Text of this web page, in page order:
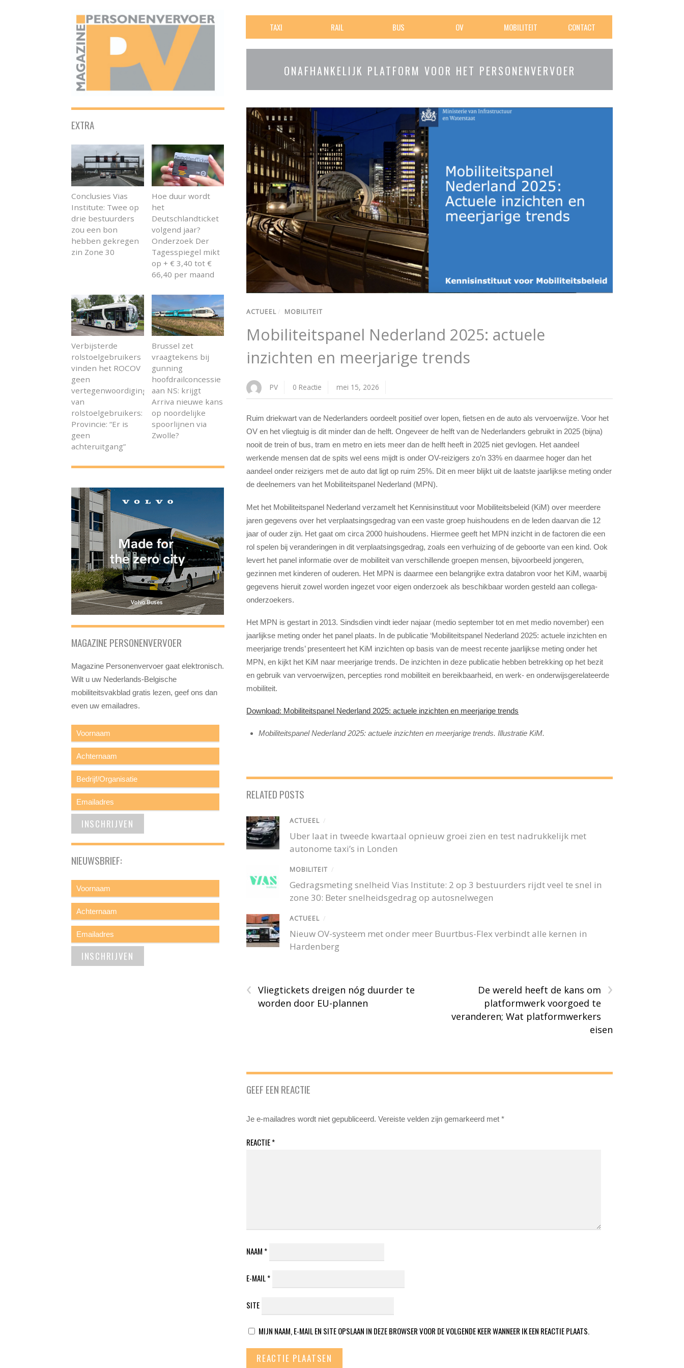
TAXI RAIL BUS OV MOBILITEIT CONTACT
ONAFHANKELIJK PLATFORM VOOR HET PERSONENVERVOER
ACTUEEL/ MOBILITEIT
Mobiliteitspanel Nederland 2025: actuele
inzichten en meerjarige trends
PV 0 Reactie mei 15, 2026
Ruim driekwart van de Nederlanders oordeelt positief over lopen, fietsen en de auto als vervoerwijze. Voor het
OV en het vliegtuig is dit minder dan de helft. Ongeveer de helft van de Nederlanders gebruikt in 2025 (bijna)
nooit de trein of bus, tram en metro en iets meer dan de helft heeft in 2025 niet gevlogen. Het aandeel
werkende mensen dat de spits wel eens mijdt is onder OV-reizigers zo’n 33% en daarmee hoger dan het
aandeel onder reizigers met de auto dat ligt op ruim 25%. Dit en meer blijkt uit de laatste jaarlijkse meting onder
de deelnemers van het Mobiliteitspanel Nederland (MPN).
Met het Mobiliteitspanel Nederland verzamelt het Kennisinstituut voor Mobiliteitsbeleid (KiM) over meerdere
jaren gegevens over het verplaatsingsgedrag van een vaste groep huishoudens en de leden daarvan die 12
jaar of ouder zijn. Het gaat om circa 2000 huishoudens. Hiermee geeft het MPN inzicht in de factoren die een
rol spelen bij veranderingen in dit verplaatsingsgedrag, zoals een verhuizing of de geboorte van een kind. Ook
levert het panel informatie over de mobiliteit van verschillende groepen mensen, bijvoorbeeld jongeren,
gezinnen met kinderen of ouderen. Het MPN is daarmee een belangrijke extra databron voor het KiM, waarbij
gegevens hieruit zowel worden ingezet voor eigen onderzoek als beschikbaar worden gesteld aan collega-
onderzoekers.
Het MPN is gestart in 2013. Sindsdien vindt ieder najaar (medio september tot en met medio november) een
jaarlijkse meting onder het panel plaats. In de publicatie ‘Mobiliteitspanel Nederland 2025: actuele inzichten en
meerjarige trends’ presenteert het KiM inzichten op basis van de meest recente jaarlijkse meting onder het
MPN, en kijkt het KiM naar meerjarige trends. De inzichten in deze publicatie hebben betrekking op het bezit
en gebruik van vervoerwijzen, percepties rond mobiliteit en bereikbaarheid, en werk- en onderwijsgerelateerde
mobiliteit.
Download: Mobiliteitspanel Nederland 2025: actuele inzichten en meerjarige trends
Mobiliteitspanel Nederland 2025: actuele inzichten en meerjarige trends. Illustratie KiM.
RELATED POSTS
ACTUEEL /
Uber laat in tweede kwartaal opnieuw groei zien en test nadrukkelijk met
autonome taxi’s in Londen
MOBILITEIT /
Gedragsmeting snelheid Vias Institute: 2 op 3 bestuurders rijdt veel te snel in
zone 30: Beter snelheidsgedrag op autosnelwegen
ACTUEEL /
Nieuw OV-systeem met onder meer Buurtbus-Flex verbindt alle kernen in
Hardenberg
‹ Vliegtickets dreigen nóg duurder te
worden door EU-plannen
›
De wereld heeft de kans om
platformwerk voorgoed te
veranderen; Wat platformwerkers
eisen
GEEF EEN REACTIE
Je e-mailadres wordt niet gepubliceerd. Vereiste velden zijn gemarkeerd met*
REACTIE*
NAAM *
E-MAIL*
SITE
MIJN NAAM, E-MAIL EN SITE OPSLAAN IN DEZE BROWSER VOOR DE VOLGENDE KEER WANNEER IK EEN REACTIE PLAATS.
EXTRA
Conclusies Vias
Institute: Twee op
drie bestuurders
zou een bon
hebben gekregen
zin Zone 30
Hoe duur wordt
het
Deutschlandticket
volgend jaar?
Onderzoek Der
Tagesspiegel mikt
op + € 3,40 tot €
66,40 per maand
Verbijsterde
rolstoelgebruikers
vinden het ROCOV
geen
vertegenwoordiging
van
rolstoelgebruikers:
Provincie: “Er is
geen
achteruitgang”
Brussel zet
vraagtekens bij
gunning
hoofdrailconcessie
aan NS: krijgt
Arriva nieuwe kans
op noordelijke
spoorlijnen via
Zwolle?
MAGAZINE PERSONENVERVOER
Magazine Personenvervoer gaat elektronisch.
Wilt u uw Nederlands-Belgische
mobiliteitsvakblad gratis lezen, geef ons dan
even uw emailadres.
NIEUWSBRIEF: